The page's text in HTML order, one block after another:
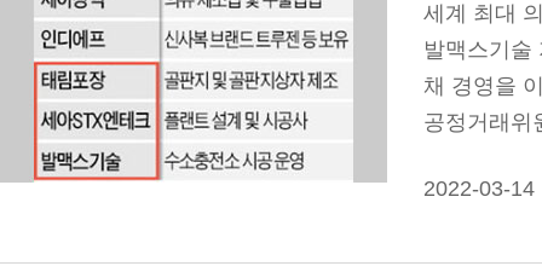
세계 최대
발맥스기술
채 경영을
공정거래위
2022-03-14